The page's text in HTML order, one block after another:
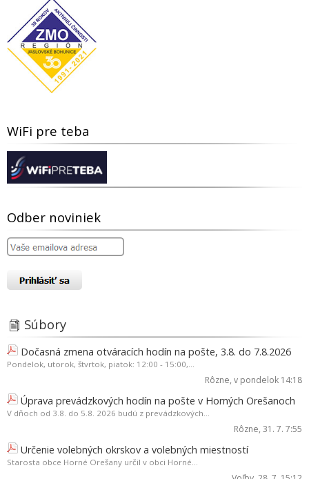
WiFi pre teba
Odber noviniek
Súbory
Dočasná zmena otváracích hodín na pošte, 3.8. do 7.8.2026
Pondelok, utorok, štvrtok, piatok: 12:00 - 15:00,...
Rôzne, v pondelok 14:18
Úprava prevádzkových hodín na pošte v Horných Orešanoch
V dňoch od 3.8. do 5.8. 2026 budú z prevádzkových...
Rôzne, 31. 7. 7:55
Určenie volebných okrskov a volebných miestností
Starosta obce Horné Orešany určil v obci Horné...